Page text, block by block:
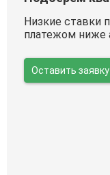
Низкие ставки
платежом ниже
Оставить заявку